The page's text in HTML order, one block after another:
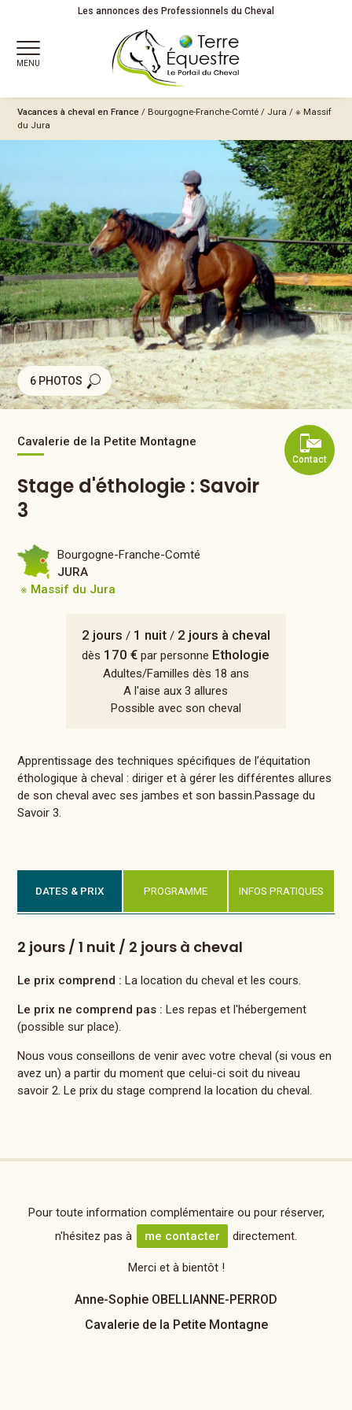
Les annonces des Professionnels du Cheval
MENU
Vacances à cheval en France / Bourgogne-Franche-Comté / Jura /※ Massif
du Jura
6 PHOTOS
Contact
Cavalerie de la Petite Montagne
Stage d'éthologie : Savoir
3
2 jours / 1 nuit/ 2 jours à cheval
dès 170 € par personne Ethologie
Adultes/Familles dès 18 ans
A l'aise aux 3 allures
Possible avec son cheval
Bourgogne-Franche-Comté
JURA
※ Massif du Jura
Apprentissage des techniques spécifiques de l’équitation
éthologique à cheval : diriger et à gérer les différentes allures
de son cheval avec ses jambes et son bassin.Passage du
Savoir 3.
DATES & PRIX PROGRAMME INFOS PRATIQUES
2 jours / 1 nuit / 2 jours à cheval
Le prix comprend : La location du cheval et les cours.
Le prix ne comprend pas : Les repas et l'hébergement
(possible sur place).
Nous vous conseillons de venir avec votre cheval (si vous en
avez un) a partir du moment que celui-ci soit du niveau
savoir 2. Le prix du stage comprend la location du cheval.
Pour toute information complémentaire ou pour réserver,
n'hésitez pas à
me contacter directement.
Merci et à bientôt !
Anne-Sophie OBELLIANNE-PERROD
Cavalerie de la Petite Montagne